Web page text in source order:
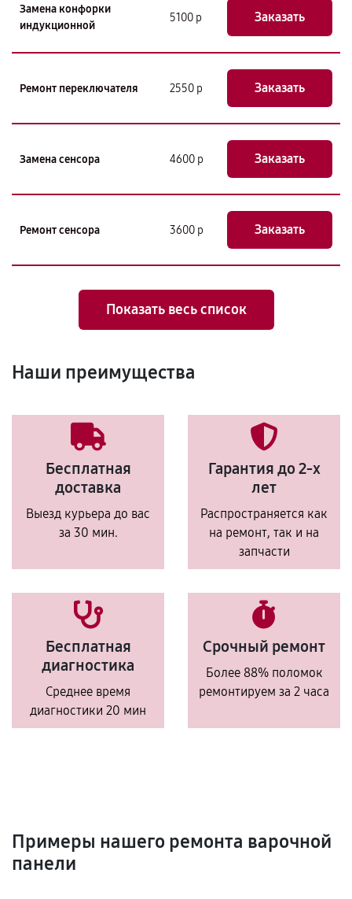
Замена конфорки
индукционной
5100 р Заказать
Ремонт переключателя 2550 р Заказать
Замена сенсора 4600 р Заказать
Ремонт сенсора 3600 р Заказать
Показать весь список
Наши преимущества
Бесплатная
доставка
Выезд курьера до вас
за 30 мин.
Гарантия до 2-х
лет
Распространяется как
на ремонт, так и на
запчасти
Бесплатная
диагностика
Среднее время
диагностики 20 мин
Срочный ремонт
Более 88% поломок
ремонтируем за 2 часа
Примеры нашего ремонта варочной
панели